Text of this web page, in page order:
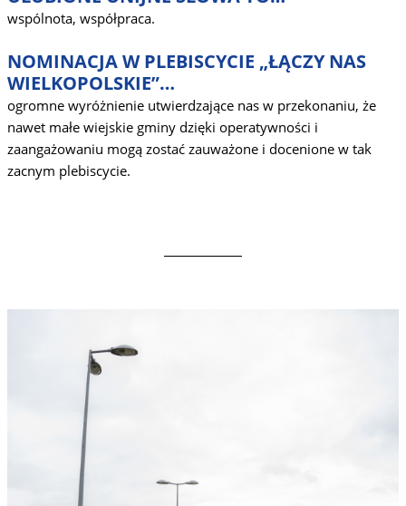
wspólnota, współpraca.
NOMINACJA W PLEBISCYCIE „ŁĄCZY NAS
WIELKOPOLSKIE”…
ogromne wyróżnienie utwierdzające nas w przekonaniu, że
nawet małe wiejskie gminy dzięki operatywności i
zaangażowaniu mogą zostać zauważone i docenione w tak
zacnym plebiscycie.